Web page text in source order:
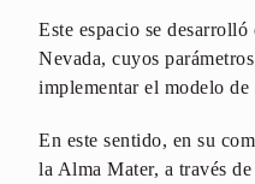
Este espacio se
Nevada, cuyos
implementar el modelo
En este sentido, en su
la Alma Mater, a través